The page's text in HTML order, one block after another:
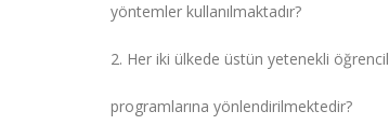
yöntemler kullanılmaktadır?
2. Her iki ülkede üstün yetenekli
programlarına yönlendirilmektedir?